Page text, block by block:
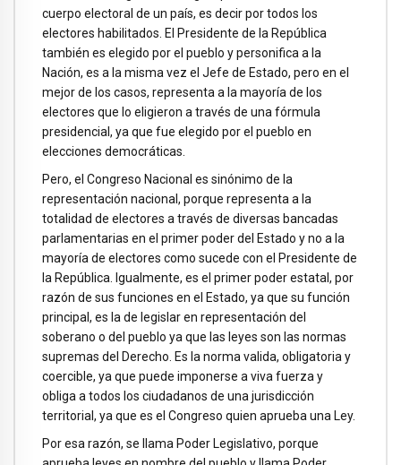
cuerpo electoral de un país, es decir por todos los
electores habilitados. El Presidente de la República
también es elegido por el pueblo y personifica a la
Nación, es a la misma vez el Jefe de Estado, pero en el
mejor de los casos, representa a la mayoría de los
electores que lo eligieron a través de una fórmula
presidencial, ya que fue elegido por el pueblo en
elecciones democráticas.
Pero, el Congreso Nacional es sinónimo de la
representación nacional, porque representa a la
totalidad de electores a través de diversas bancadas
parlamentarias en el primer poder del Estado y no a la
mayoría de electores como sucede con el Presidente de
la República. Igualmente, es el primer poder estatal, por
razón de sus funciones en el Estado, ya que su función
principal, es la de legislar en representación del
soberano o del pueblo ya que las leyes son las normas
supremas del Derecho. Es la norma valida, obligatoria y
coercible, ya que puede imponerse a viva fuerza y
obliga a todos los ciudadanos de una jurisdicción
territorial, ya que es el Congreso quien aprueba una Ley.
Por esa razón, se llama Poder Legislativo, porque